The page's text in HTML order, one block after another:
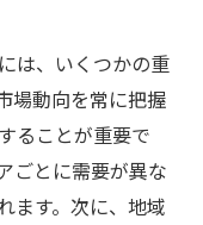
は、いくつかの重
場動向を常に把握
ることが重要で
ごとに需要が異な
ます。次に、地域